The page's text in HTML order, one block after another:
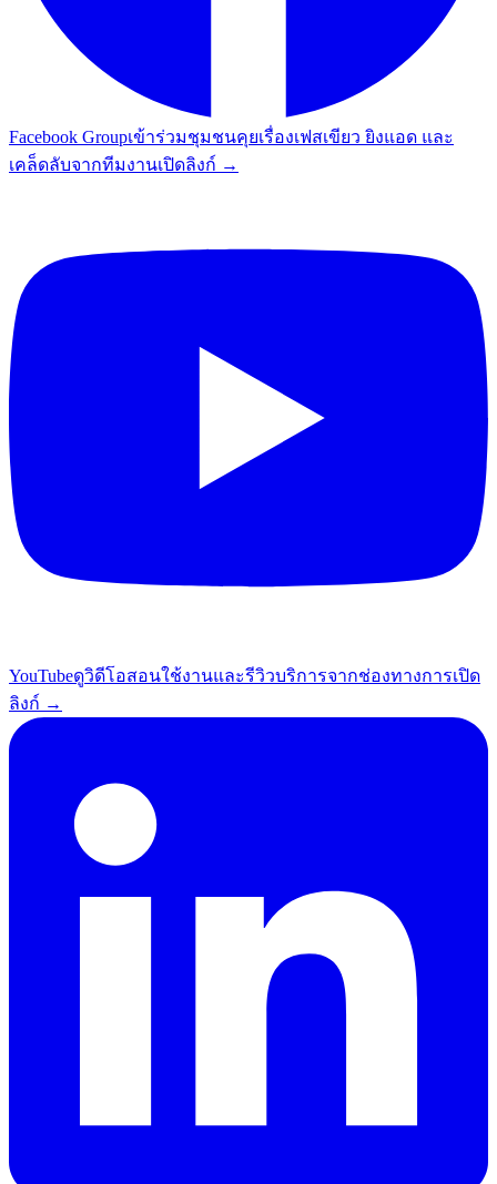
Facebook Groupเข้าร่วมชุมชนคุยเรื่องเฟสเขียว ยิงแอด และ
เคล็ดลับจากทีมงานเปิดลิงก์ →
YouTubeดูวิดีโอสอนใช้งานและรีวิวบริการจากช่องทางการเปิด
ลิงก์ →